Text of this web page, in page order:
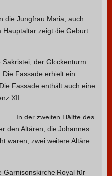
die Jungfrau Maria, auch
Hauptaltar zeigt die Geburt
der Glockenturm
Fassade erhielt ein
Fassade enthält auch eine
XII.
In der zweiten Hälfte des
den Altären, die Johannes
waren, zwei weitere Altäre
Garnisonskirche Royal für